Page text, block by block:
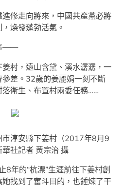
修走向將來，中國共產黨必將
煥發蓬勃活氣。
——
村，遠山含黛、溪水潺潺，一
差。32歲的姜麗娟一刻不斷
衛生、布置村兩委任務……
市淳安縣下姜村（2017年8月9
社記者 黃宗治 攝
8年的“杭漂”生涯前往下姜村創
找到了奮斗目的，也錘煉了干